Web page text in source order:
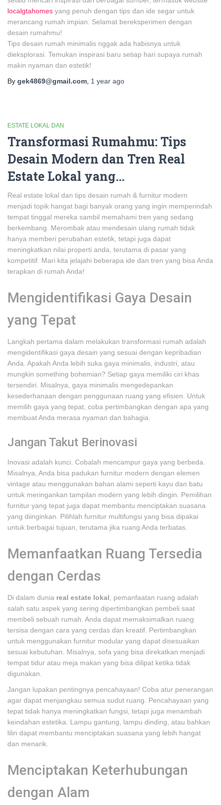
localgtahomes yang penuh dengan tips dan ide segar untuk
merancang rumah impian. Selamat bereksperimen dengan
desain rumahmu!
Tips desain rumah minimalis nggak ada habisnya untuk
dieksplorasi. Temukan inspirasi baru setiap hari supaya rumah
makin nyaman dan estetik!
By gek4869@gmail.com 1 year ago
ESTATE LOKAL DAN
Transformasi Rumahmu: Tips
Desain Modern dan Tren Real
Estate Lokal yang…
Real estate lokal dan tips desain rumah & furnitur modern
menjadi topik hangat bagi banyak orang yang ingin memperindah
tempat tinggal mereka sambil memahami tren yang sedang
berkembang. Merombak atau mendesain ulang rumah tidak
hanya memberi perubahan estetik, tetapi juga dapat
meningkatkan nilai properti anda, terutama di pasar yang
kompetitif. Mari kita jelajahi beberapa ide dan tren yang bisa Anda
terapkan di rumah Anda!
Mengidentifikasi Gaya Desain
yang Tepat
Langkah pertama dalam melakukan transformasi rumah adalah
mengidentifikasi gaya desain yang sesuai dengan kepribadian
Anda. Apakah Anda lebih suka gaya minimalis, industri, atau
mungkin something bohemian? Setiap gaya memiliki ciri khas
tersendiri. Misalnya, gaya minimalis mengedepankan
kesederhanaan dengan penggunaan ruang yang efisien. Untuk
memilih gaya yang tepat, coba pertimbangkan dengan apa yang
membuat Anda merasa nyaman dan bahagia.
Jangan Takut Berinovasi
Inovasi adalah kunci. Cobalah mencampur gaya yang berbeda.
Misalnya, Anda bisa padukan furnitur modern dengan elemen
vintage atau menggunakan bahan alami seperti kayu dan batu
untuk meringankan tampilan modern yang lebih dingin. Pemilihan
furnitur yang tepat juga dapat membantu menciptakan suasana
yang diinginkan. Pilihlah furnitur multifungsi yang bisa dipakai
untuk berbagai tujuan, terutama jika ruang Anda terbatas.
Memanfaatkan Ruang Tersedia
dengan Cerdas
Di dalam dunia real estate lokal , pemanfaatan ruang adalah
salah satu aspek yang sering dipertimbangkan pembeli saat
membeli sebuah rumah. Anda dapat memaksimalkan ruang
tersisa dengan cara yang cerdas dan kreatif. Pertimbangkan
untuk menggunakan furnitur modular yang dapat disesuaikan
sesuai kebutuhan. Misalnya, sofa yang bisa direkatkan menjadi
tempat tidur atau meja makan yang bisa dilipat ketika tidak
digunakan.
Jangan lupakan pentingnya pencahayaan! Coba atur penerangan
agar dapat menjangkau semua sudut ruang. Pencahayaan yang
tepat tidak hanya meningkatkan fungsi, tetapi juga menambah
keindahan estetika. Lampu gantung, lampu dinding, atau bahkan
lilin dapat membantu menciptakan suasana yang lebih hangat
dan menarik.
Menciptakan Keterhubungan
dengan Alam